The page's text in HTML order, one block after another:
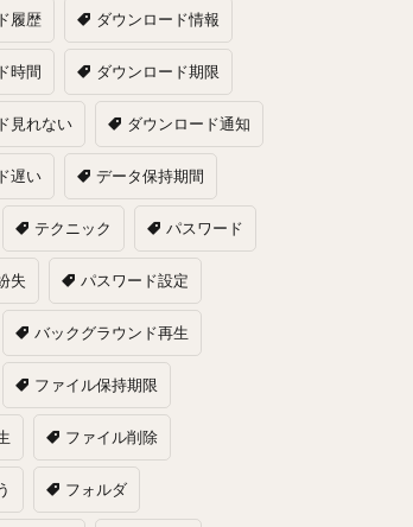
履歴 ダウンロード情報
時間 ダウンロード期限
見れない ダウンロード通知
遅い データ保持期間
テクニック パスワード
失 パスワード設定
バックグラウンド再生
ファイル保持期限
ファイル削除
フォルダ